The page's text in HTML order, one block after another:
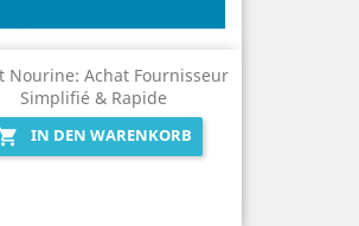
Nourine: Achat Fournisseur
Simplifié & Rapide
IN DEN WARENKORB